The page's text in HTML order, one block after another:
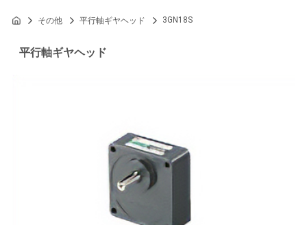
その他 平行軸ギヤヘッド 3GN18S
平行軸ギヤヘッド